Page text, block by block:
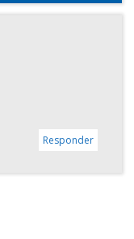
Responder